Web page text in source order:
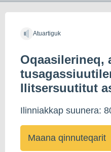
Atuartiguk
Oqaasilerineq,
Ilitsersuutitut
Ilinniakkap suunera:
Maana qinnuteqarit